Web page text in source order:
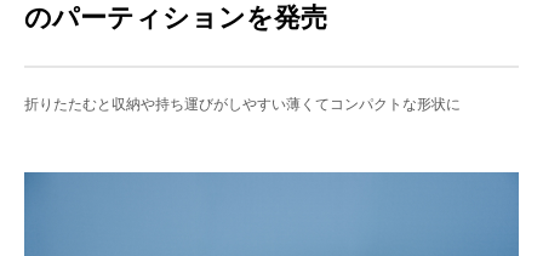
のパーティションを発売
折りたたむと収納や持ち運びがしやすい薄くてコンパクトな形状に